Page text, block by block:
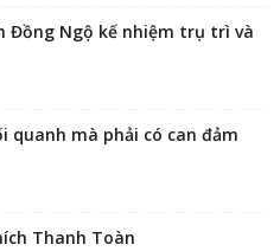
Đồng Ngộ kế nhiệm trụ trì và
quanh mà phải có can đảm
Thanh Toàn